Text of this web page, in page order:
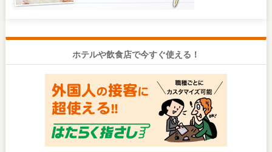
ホテルや飲食店で今すぐ使える！